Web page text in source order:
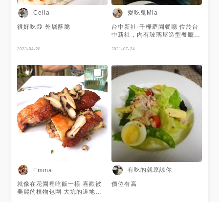
Celia
很好吃😋 外層酥脆
2023-04-28
愛吃鬼Mia
台中新社·千樺庭園餐廳 位於台
中新社，內有玻璃屋造型餐廳，
覺。 有專屬停車場，入園門票
意盎然，很好拍、很夢幻，整理
的乾乾淨淨一點都感覺不出是間
老餐廳了呢！ 🍴假日午、晚餐
以套餐為主，附： ·季節沙拉 ·
特選前菜 ·手工麵包搭配法國奶
油與西班牙特級初榨橄欖油 ·今
日濃湯 ·檸檬薄荷雪波 ·主廚季
節甜品 ·illy咖啡、Twining紅
茶、冬瓜檸檬茶（擇一） 🍽主
餐： 爐烤脆皮香草羊小排襯季
節鮮蔬佐羊汁蒜香奶醬 $990 德
國豬腳佐酸菜與第戎芥末醬（產
地：加拿大） $890 個人覺得
cp值很高，彷彿置身於森林裡，
有餐廳、體驗DIY手作、禮品
屋、室內植物園，感覺的出來老
2021-07-24
Emma
就像在花園裡吃飯一樣 喜歡被
美麗的植物包圍 大坑的道地食
有吃的就原諒你
價位有高